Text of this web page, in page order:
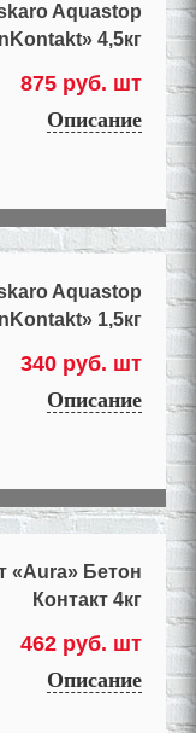
Aquastop
4,5кг
875 руб. шт
Описание
Aquastop
1,5кг
340 руб. шт
Описание
«Aura» Бетон
Контакт 4кг
462 руб. шт
Описание